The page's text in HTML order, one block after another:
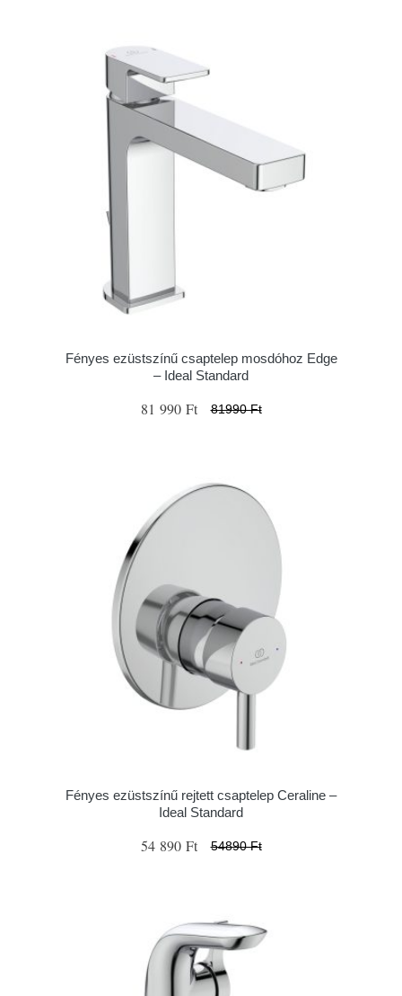
Fényes ezüstszínű csaptelep mosdóhoz Edge
– Ideal Standard
81 990 Ft 81990 Ft
Fényes ezüstszínű rejtett csaptelep Ceraline –
Ideal Standard
54 890 Ft 54890 Ft